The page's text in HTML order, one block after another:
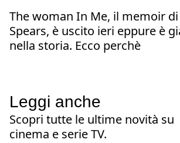
The woman In Me, il memoir
Spears, è uscito ieri eppure è
nella storia. Ecco perchè
Leggi anche
Scopri tutte le ultime novità su
cinema e serie TV.